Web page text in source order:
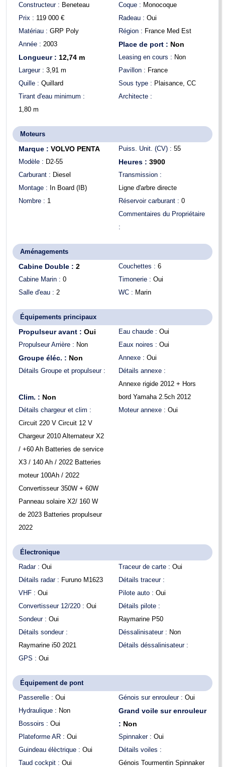
Constructeur : Beneteau
Prix : 119 000 €
Matériau : GRP Poly
Année : 2003
Longueur : 12,74 m
Largeur : 3,91 m
Quille : Quillard
Tirant d'eau minimum :
1,80 m
Coque : Monocoque
Radeau : Oui
Région : France Med Est
Place de port : Non
Leasing en cours : Non
Pavillon : France
Sous type : Plaisance, CC
Architecte :
Moteurs
Marque : VOLVO PENTA
Modèle : D2-55
Carburant : Diesel
Montage : In Board (IB)
Nombre : 1
Puiss. Unit. (CV) : 55
Heures : 3900
Transmission :
Ligne d'arbre directe
Réservoir carburant : 0
Commentaires du Propriétaire
:
Aménagements
Cabine Double : 2
Cabine Marin : 0
Salle d'eau : 2
Couchettes : 6
Timonerie : Oui
WC : Marin
Équipements principaux
Propulseur avant : Oui
Propulseur Arrière : Non
Groupe éléc. : Non
Détails Groupe et propulseur :
Clim. : Non
Détails chargeur et clim :
Circuit 220 V Circuit 12 V
Chargeur 2010 Alternateur X2
/ +60 Ah Batteries de service
X3 / 140 Ah / 2022 Batteries
moteur 100Ah / 2022
Convertisseur 350W + 60W
Panneau solaire X2/ 160 W
de 2023 Batteries propulseur
2022
Eau chaude : Oui
Eaux noires : Oui
Annexe : Oui
Détails annexe :
Annexe rigide 2012 + Hors
bord Yamaha 2.5ch 2012
Moteur annexe : Oui
Électronique
Radar : Oui
Détails radar : Furuno M1623
VHF : Oui
Convertisseur 12/220 : Oui
Sondeur : Oui
Détails sondeur :
Raymarine i50 2021
GPS : Oui
Traceur de carte : Oui
Détails traceur :
Pilote auto : Oui
Détails pilote :
Raymarine P50
Déssalinisateur : Non
Détails déssalinisateur :
Équipement de pont
Passerelle : Oui
Hydraulique : Non
Bossoirs : Oui
Plateforme AR : Oui
Guindeau élèctrique : Oui
Taud cockpit : Oui
Génois sur enrouleur : Oui
Grand voile sur enrouleur
: Non
Spinnaker : Oui
Détails voiles :
Génois Tourmentin Spinnaker